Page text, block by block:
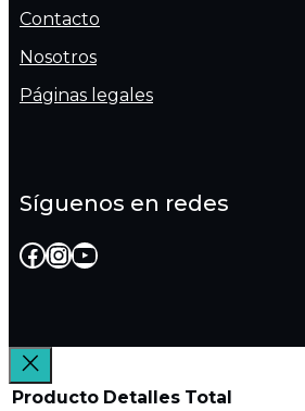
Contacto
Nosotros
Páginas legales
Síguenos en redes
Facebook
Instagram
YouTube
Producto Detalles Total